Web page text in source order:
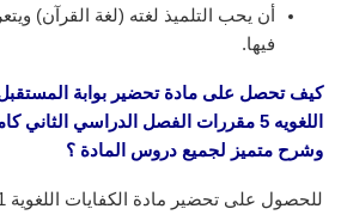
أن يحب التلميذ لغته (لغة القرآن)
فيها.
كيف تحصل على مادة تحضير بوابة المستقبل
اللغويه 5 مقررات الفصل الدراسي الثاني
وشرح متميز لجميع دروس المادة ؟